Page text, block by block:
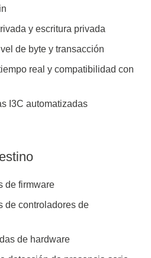
y escritura privada
de byte y transacción
real y compatibilidad con
I3C automatizadas
de firmware
de controladores de
de hardware